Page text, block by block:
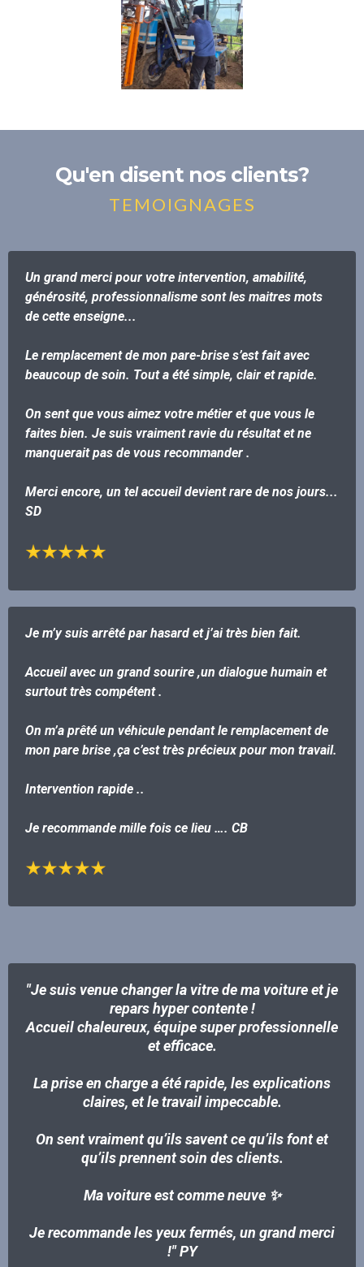
Qu'en disent nos clients?
TEMOIGNAGES
Un grand merci pour votre intervention, amabilité,
générosité, professionnalisme sont les maitres mots
de cette enseigne...
Le remplacement de mon pare-brise s’est fait avec
beaucoup de soin. Tout a été simple, clair et rapide.
On sent que vous aimez votre métier et que vous le
faites bien. Je suis vraiment ravie du résultat et ne
manquerait pas de vous recommander .
Merci encore, un tel accueil devient rare de nos jours...
SD
Je m’y suis arrêté par hasard et j’ai très bien fait.
Accueil avec un grand sourire ,un dialogue humain et
surtout très compétent .
On m’a prêté un véhicule pendant le remplacement de
mon pare brise ,ça c’est très précieux pour mon travail.
Intervention rapide ..
Je recommande mille fois ce lieu …. CB
"Je suis venue changer la vitre de ma voiture et je
repars hyper contente !
Accueil chaleureux, équipe super professionnelle
et efficace.
La prise en charge a été rapide, les explications
claires, et le travail impeccable.
On sent vraiment qu’ils savent ce qu’ils font et
qu’ils prennent soin des clients.
Ma voiture est comme neuve ✨
Je recommande les yeux fermés, un grand merci
!" PY